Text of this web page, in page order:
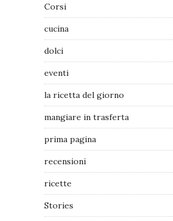
Corsi
cucina
dolci
eventi
la ricetta del giorno
mangiare in trasferta
prima pagina
recensioni
ricette
Stories